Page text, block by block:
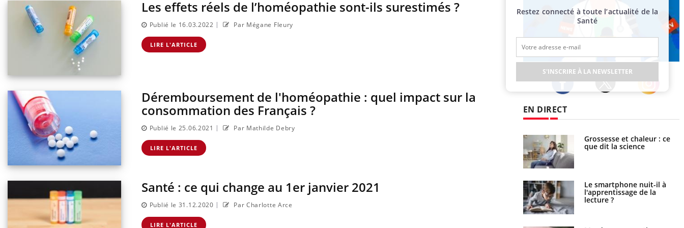
Les effets réels de l’homéopathie sont-ils surestimés ?
Publié le 16.03.2022 | Par Mégane Fleury
LIRE L'ARTICLE
Déremboursement de l'homéopathie : quel impact sur la
consommation des Français ?
Publié le 25.06.2021 | Par Mathilde Debry
LIRE L'ARTICLE
Santé : ce qui change au 1er janvier 2021
Publié le 31.12.2020 | Par Charlotte Arce
LIRE L'ARTICLE
EN DIRECT
Chikungunya, dengue,
West Nile : que se passe-t-
il dans le sud de la France ?
Les médicaments GLP-1
protègent-ils aussi les os ?
VIH : la fin du comprimé
tous les jours se profile-t-
Grossesse et chaleur : ce
que dit la science
Le smartphone nuit-il à
l'apprentissage de la
lecture ?
Restez connecté à toute l’actualité de la
Santé
S'INSCRIRE À LA NEWSLETTER